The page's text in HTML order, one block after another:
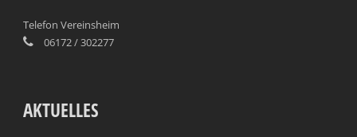
Telefon Vereinsheim
06172 / 302277
AKTUELLES